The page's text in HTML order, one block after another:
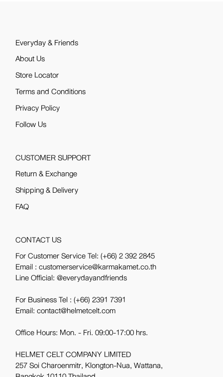
Everyday & Friends
About Us
Store Locator
Terms and Conditions
Privacy Policy
Follow Us
CUSTOMER SUPPORT
Return & Exchange
Shipping & Delivery
FAQ
CONTACT US
For Customer Service Tel:(+66) 2 392 2845
Email : customerservice@karmakamet.co.th
Line Official:@everydayandfriends
For Business Tel :(+66) 2391 7391
Email: contact@helmetcelt.com
Office Hours: Mon. - Fri. 09:00-17:00 hrs.
HELMET CELT COMPANY LIMITED
257 Soi Charoenmitr, Klongton-Nua, Wattana,